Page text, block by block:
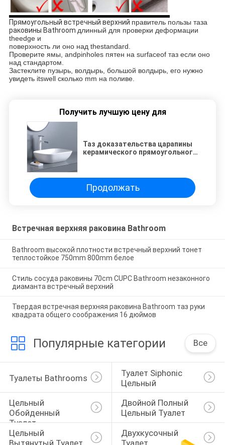
Прямоугольный встречный верхний правитель пользы таза
раковины Bathroom длинный для проверки деформации
theedge и
поверхность ли оно над thestandard.
Проверите ямы, andpinholes пятен на surfaceof таз если оно
над стандартом.
Застеклите пузырь, волдырь, большой волдырь, его нужно
увидеть itswell сколько mm на поливе.
Получить лучшую цену для
Таз доказательства царапины
керамического прямоугольного
Продолжать
Встречная верхняя раковина Bathroom
Bathroom высокой плотности встречный верхний тонет
теплостойкое 750mm 800mm белое
Стиль сосуда раковины 70cm CUPC Bathroom незаконного
диаманта встречный верхний
Твердая встречная верхняя раковина Bathroom таз руки
квадрата общего соображения 16 дюймов
Популярные категории Все
Туалеты Bathrooms
Туалет Siphonic
Цельный
Цельный
Обойденный
Туалет
Двойной Полный
Цельный Туалет
Цельный
Двухкусочный